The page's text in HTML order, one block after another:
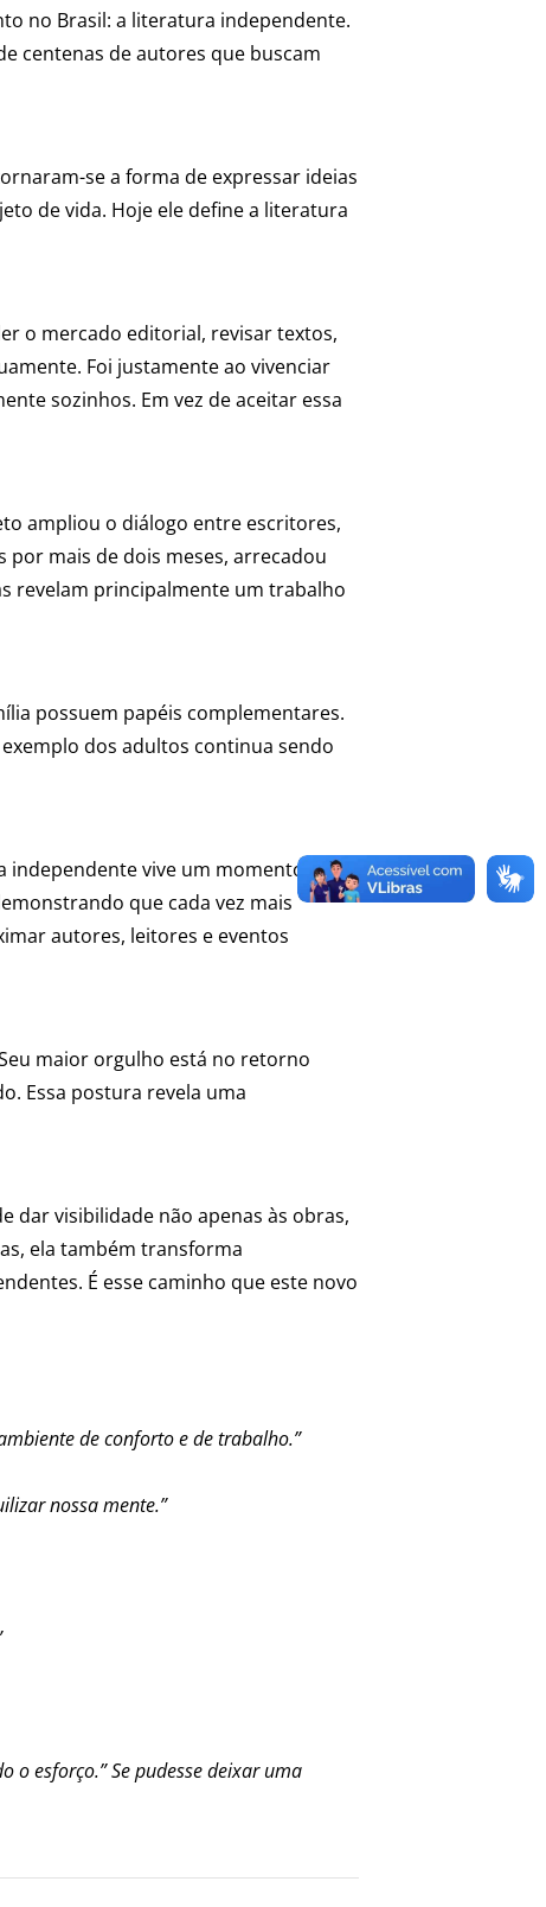
no Brasil: a literatura independente.
centenas de autores que buscam
se a forma de expressar ideias
de vida. Hoje ele define a literatura
o mercado editorial, revisar textos,
Foi justamente ao vivenciar
sozinhos. Em vez de aceitar essa
ampliou o diálogo entre escritores,
mais de dois meses, arrecadou
revelam principalmente um trabalho
possuem papéis complementares.
dos adultos continua sendo
independente vive um momento de
que cada vez mais
autores, leitores e eventos
maior orgulho está no retorno
Essa postura revela uma
dar visibilidade não apenas às obras,
ela também transforma
É esse caminho que este novo
de conforto e de trabalho.”
nossa mente.”
o esforço.”Se pudesse deixar uma